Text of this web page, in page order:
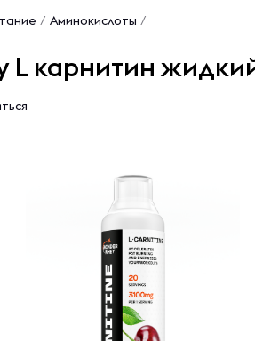
/ Аминокислоты /
L карнитин